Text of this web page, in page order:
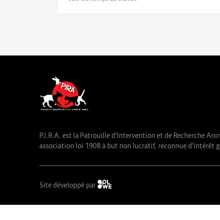
P.I.R.A. est la Patrouille d’Intervention et de Recherche
association loi 1908 à but non lucratif, reconnue d’intérêt
Site développé par